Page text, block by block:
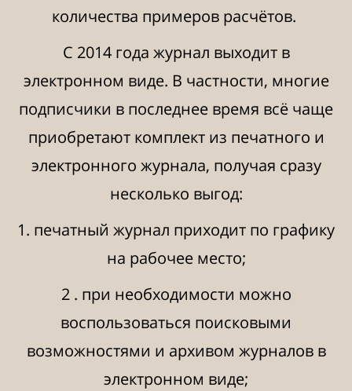
количества примеров расчётов.
С 2014 года журнал выходит в
электронном виде. В частности, многие
подписчики в последнее время всё чаще
приобретают комплект из печатного и
электронного журнала, получая сразу
несколько выгод:
1. печатный журнал приходит по графику
на рабочее место;
2 . при необходимости можно
воспользоваться поисковыми
возможностями и архивом журналов в
электронном виде;